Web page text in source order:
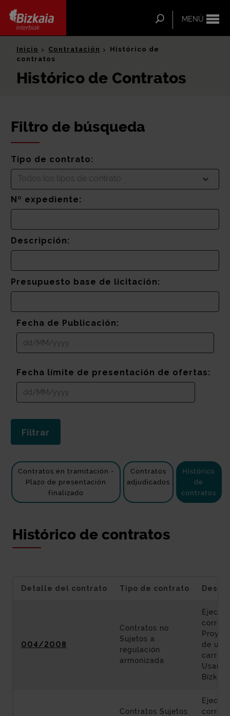
MENÚ
Buscar
Inicio Contratación
Histórico de
contratos
Histórico de Contratos
Filtro de búsqueda
Tipo de contrato:
Todos los tipos de contrato
Nº expediente:
Descripción:
Presupuesto base de licitación:
Fecha de Publicación:
Fecha límite de presentación de ofertas:
Contratos en tramitación -
Plazo de presentación
finalizado
Contratos
adjudicados
Histórico
de
contratos
Histórico de contratos
Detalle del contrato Tipo de contrato
004/2008
Contratos no
Sujetos a
regulación
armonizada
de
Bizkaia
Contratos Sujetos